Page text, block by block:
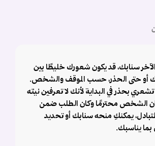
سنابك، قد يكون شعورك خليطًا بين
أو حتى الحذر، حسب الموقف والشخص.
بحذر في البداية لأنك لا تعرفين نيته
كان الشخص محترمًا وكان الطلب ضمن
يمكنكِ منحه سنابك أو تحديد
يناسبك.